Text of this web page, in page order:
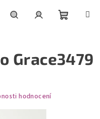
košík
Grace3479
hodnocení